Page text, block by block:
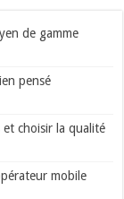
de gamme
pensé
et choisir la qualité
mobile